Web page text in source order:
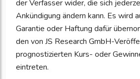
der Verfasser wider, die sich
Ankündigung ändern kann. Es wird
Garantie oder Haftung dafür
den von JS Research GmbH-
prognostizierten Kurs- oder
eintreten.